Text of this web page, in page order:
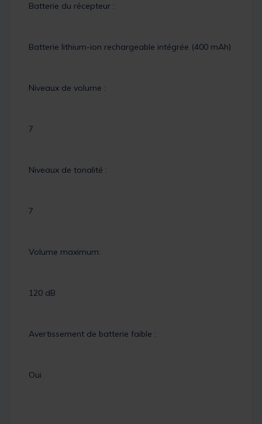
Batterie du récepteur :
Batterie lithium-ion rechargeable intégrée (400 mAh)
Niveaux de volume :
7
Niveaux de tonalité :
7
Volume maximum:
120 dB
Avertissement de batterie faible :
Oui